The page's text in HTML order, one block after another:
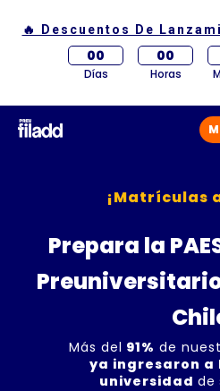
🔥 Descuentos De
00
Días
00
Horas
¡Matrículas
Prepara la
Más del 91% de
ya ingresaron
universidad de